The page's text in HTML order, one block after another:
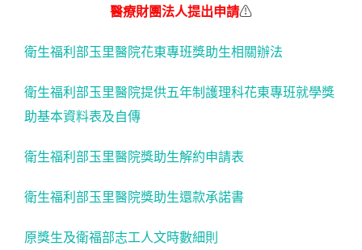
醫療財團法人提出申請⚠
衛生福利部玉里醫院花東專班獎助生相關辦法
衛生福利部玉里醫院提供五年制護理科花東專班就學獎
助基本資料表及自傳
衛生福利部玉里醫院獎助生解約申請表
衛生福利部玉里醫院獎助生還款承諾書
原獎生及衛福部志工人文時數細則